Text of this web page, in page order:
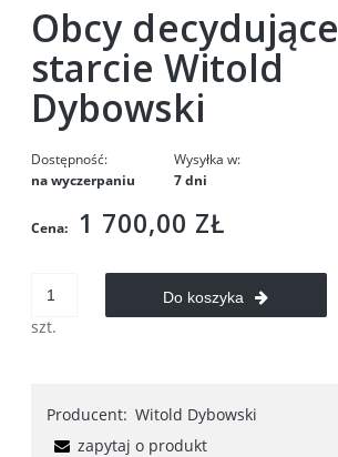
Obcy decydujące
starcie Witold
Dybowski
Dostępność:
na wyczerpaniu
Wysyłka w:
7 dni
Cena: 1 700,00 ZŁ
szt.
Do koszyka
Producent: Witold Dybowski
zapytaj o produkt